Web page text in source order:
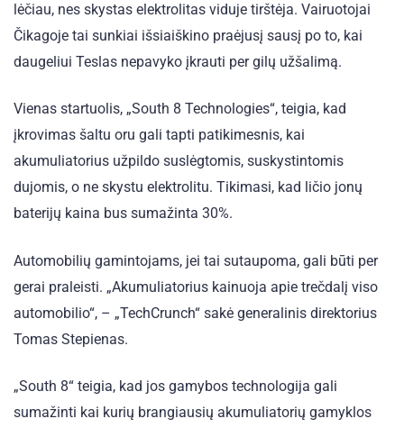
lėčiau, nes skystas elektrolitas viduje tirštėja. Vairuotojai
Čikagoje tai sunkiai išsiaiškino praėjusį sausį po to, kai
daugeliui Teslas nepavyko įkrauti per gilų užšalimą.
Vienas startuolis, „South 8 Technologies“, teigia, kad
įkrovimas šaltu oru gali tapti patikimesnis, kai
akumuliatorius užpildo suslėgtomis, suskystintomis
dujomis, o ne skystu elektrolitu. Tikimasi, kad ličio jonų
baterijų kaina bus sumažinta 30%.
Automobilių gamintojams, jei tai sutaupoma, gali būti per
gerai praleisti. „Akumuliatorius kainuoja apie trečdalį viso
automobilio“, – „TechCrunch“ sakė generalinis direktorius
Tomas Stepienas.
„South 8“ teigia, kad jos gamybos technologija gali
sumažinti kai kurių brangiausių akumuliatorių gamyklos